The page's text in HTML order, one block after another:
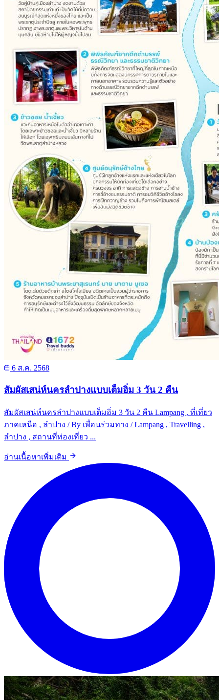
6 ส.ค. 2568
สัมผัสเสน่ห์นครลำปางแบบเต็มอิ่ม 3 วัน 2 คืน
สัมผัสเสน่ห์นครลำปางแบบเต็มอิ่ม 3 วัน 2 คืน Lampang , ที่เที่ยว
ภาคเหนือ , ลำปาง / By เพื่อนร่วมทาง / Lampang , Travelling ,
ลำปาง , สถานที่ท่องเที่ยว ...
อ่านเนื้อหาเพิ่มเติม